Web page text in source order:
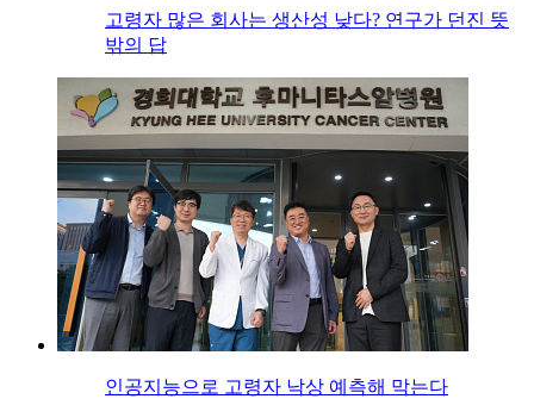
고령자 많은 회사는 생산성 낮다? 연구가 던진 뜻
밖의 답
인공지능으로 고령자 낙상 예측해 막는다